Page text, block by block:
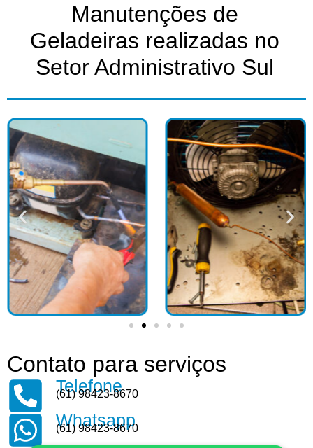
Manutenções de
Geladeiras realizadas no
Setor Administrativo Sul​
Contato para serviços
Telefone
(61) 98423-8670
Whatsapp
(61) 98423-8670